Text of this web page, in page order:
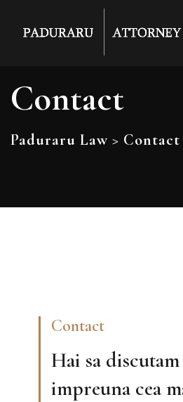
Contact
Paduraru Law > Contact
Contact
Hai sa discutam
impreuna cea